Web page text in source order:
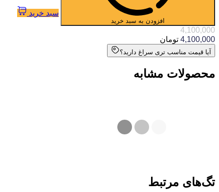
افزودن به سبد خرید
سبد خرید
4,100,000
4,100,000 تومان
آیا قیمت مناسب تری سراغ دارید؟
محصولات مشابه
تگ‌های مرتبط